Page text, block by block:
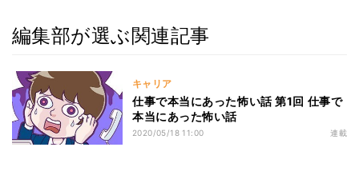
編集部が選ぶ関連記事
キャリア
仕事で本当にあった怖い話 第1回 仕事で
本当にあった怖い話
2020/05/18 11:00 連載